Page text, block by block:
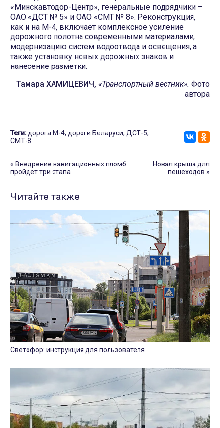
«Минскавтодор-Центр», генеральные подрядчики –
ОАО «ДСТ № 5» и ОАО «СМТ № 8». Реконструкция,
как и на М-4, включает комплексное усиление
дорожного полотна современными материалами,
модернизацию систем водоотвода и освещения, а
также установку новых дорожных знаков и
нанесение разметки.
Тамара ХАМИЦЕВИЧ, «Транспортный вестник». Фото
автора
Теги:дорога М-4, дороги Беларуси, ДСТ-5,
СМТ-8
« Внедрение навигационных пломб
пройдет три этапа
Новая крыша для
пешеходов »
Читайте также
Светофор: инструкция для пользователя